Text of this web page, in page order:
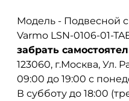
Модель - Подвесной
Varmo LSN-0106-01-
забрать
123060, г.Москва, Ул.
09:00 до 19:00 с
В субботу до 18:00